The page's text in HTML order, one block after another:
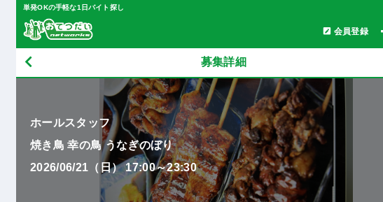
単発OKの手軽な1日バイト探し
会員登録
募集詳細
ホールスタッフ
焼き鳥 幸の鳥 うなぎのぼり
2026/06/21（日） 17:00～23:30